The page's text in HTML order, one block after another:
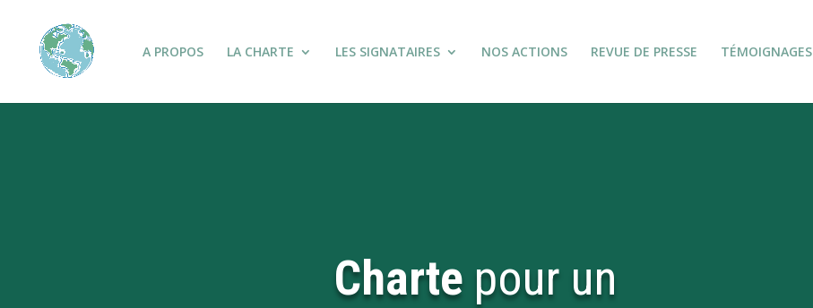
A PROPOS LA CHARTE LES SIGNATAIRES NOS ACTIONS REVUE DE PRESSE TÉMOIGNAGES
Charte pour un